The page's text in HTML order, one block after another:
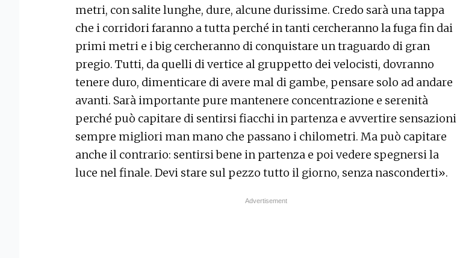
metri, con salite lunghe, dure, alcune durissime. Credo sarà una tappa
che i corridori faranno a tutta perché in tanti cercheranno la fuga fin dai
primi metri e i big cercheranno di conquistare un traguardo di gran
pregio. Tutti, da quelli di vertice al gruppetto dei velocisti, dovranno
tenere duro, dimenticare di avere mal di gambe, pensare solo ad andare
avanti. Sarà importante pure mantenere concentrazione e serenità
perché può capitare di sentirsi fiacchi in partenza e avvertire sensazioni
sempre migliori man mano che passano i chilometri. Ma può capitare
anche il contrario: sentirsi bene in partenza e poi vedere spegnersi la
luce nel finale. Devi stare sul pezzo tutto il giorno, senza nasconderti».